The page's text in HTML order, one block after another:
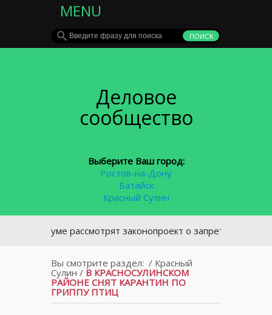
MENU
Деловое
сообщество
Выберите Ваш город:
Ростов-на-Дону
Батайск
Красный Сулин
Госдуме рассмотрят законопроект о запрете курения у
Вы смотрите раздел: / Красный
Сулин / В КРАСНОСУЛИНСКОМ
РАЙОНЕ СНЯТ КАРАНТИН ПО
ГРИППУ ПТИЦ